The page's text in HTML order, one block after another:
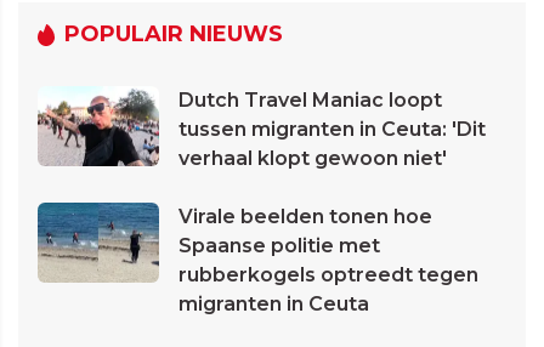
POPULAIR NIEUWS
Dutch Travel Maniac loopt
tussen migranten in Ceuta: 'Dit
verhaal klopt gewoon niet'
Virale beelden tonen hoe
Spaanse politie met
rubberkogels optreedt tegen
migranten in Ceuta